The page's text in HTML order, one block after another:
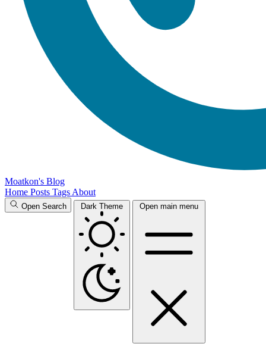
Moatkon's Blog
Home Posts Tags About
Open Search Dark Theme Open main menu